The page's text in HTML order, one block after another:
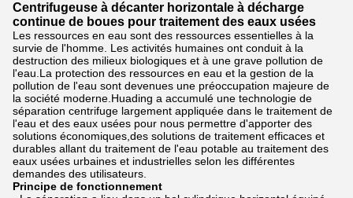
Centrifugeuse à décanter horizontale à décharge
continue de boues pour traitement des eaux usées
Les ressources en eau sont des ressources essentielles à la
survie de l'homme. Les activités humaines ont conduit à la
destruction des milieux biologiques et à une grave pollution de
l'eau.La protection des ressources en eau et la gestion de la
pollution de l'eau sont devenues une préoccupation majeure de
la société moderne.Huading a accumulé une technologie de
séparation centrifuge largement appliquée dans le traitement de
l'eau et des eaux usées pour nous permettre d'apporter des
solutions économiques,des solutions de traitement efficaces et
durables allant du traitement de l'eau potable au traitement des
eaux usées urbaines et industrielles selon les différentes
demandes des utilisateurs.
Principe de fonctionnement